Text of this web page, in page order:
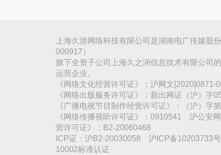
上海久游网络科技有限公司是湖南电广传媒股
000917）
旗下全资子公司上海久之润信息技术有限公司
运营企业。
《网络文化经营许可证》：沪网文
《网络出版服务许可证》：新出网证（沪）字
《广播电视节目制作经营许可证》：（沪）字
《网络传播视听许可证》：0910541 沪公安
营许可证》：B2-20060468
ICP证：沪B2-20030058 沪ICP备10203733
10002标准认证